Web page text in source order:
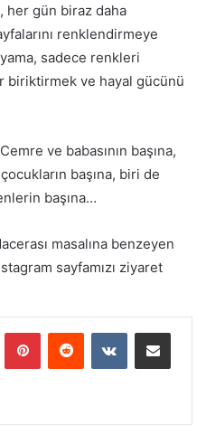
her gün biraz daha
renklendirmeye
sadece renkleri
biriktirmek ve hayal gücünü
ve babasının başına,
başına, biri de
başına…
masalına benzeyen
sayfamızı ziyaret
PinterestReddit VKontakteE-Posta ile paylaş